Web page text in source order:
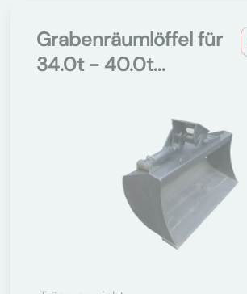
Grabenräumlöffel für
34.0t - 40.0t...